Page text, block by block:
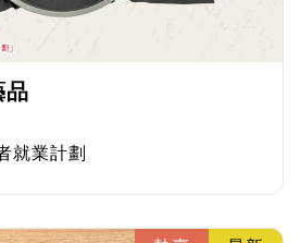
品
就業計劃